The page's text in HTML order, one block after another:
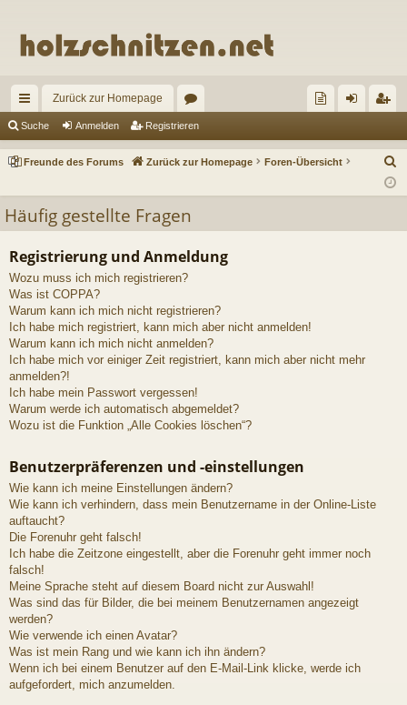
ch
ne
riff
Zurück zur Homepage
or
en un
s
m
n
ist
rie
n
Suche Anmelden Registrieren
Freunde des Forums Zurück zur Homepage Foren-Übersicht
Häufig gestellte Fragen
Registrierung und Anmeldung
Wozu muss ich mich registrieren?
Was ist COPPA?
Warum kann ich mich nicht registrieren?
Ich habe mich registriert, kann mich aber nicht anmelden!
Warum kann ich mich nicht anmelden?
Ich habe mich vor einiger Zeit registriert, kann mich aber nicht mehr
anmelden?!
Ich habe mein Passwort vergessen!
Warum werde ich automatisch abgemeldet?
Wozu ist die Funktion „Alle Cookies löschen“?
Benutzerpräferenzen und -einstellungen
Wie kann ich meine Einstellungen ändern?
Wie kann ich verhindern, dass mein Benutzername in der Online-Liste
auftaucht?
Die Forenuhr geht falsch!
Ich habe die Zeitzone eingestellt, aber die Forenuhr geht immer noch
falsch!
Meine Sprache steht auf diesem Board nicht zur Auswahl!
Was sind das für Bilder, die bei meinem Benutzernamen angezeigt
werden?
Wie verwende ich einen Avatar?
Was ist mein Rang und wie kann ich ihn ändern?
Wenn ich bei einem Benutzer auf den E-Mail-Link klicke, werde ich
aufgefordert, mich anzumelden.